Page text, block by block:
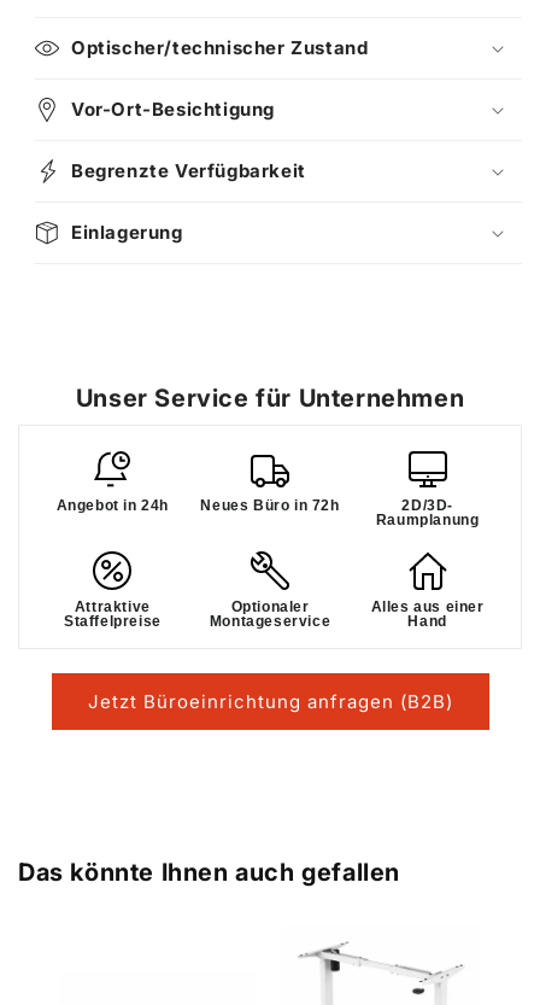
Optischer/technischer Zustand
Vor-Ort-Besichtigung
Begrenzte Verfügbarkeit
Einlagerung
Unser Service für Unternehmen
Angebot in 24h Neues Büro in 72h
2D/3D-
Raumplanung
Attraktive
Staffelpreise
Optionaler
Montageservice
Alles aus einer
Hand
Jetzt Büroeinrichtung anfragen (B2B)
Das könnte Ihnen auch gefallen